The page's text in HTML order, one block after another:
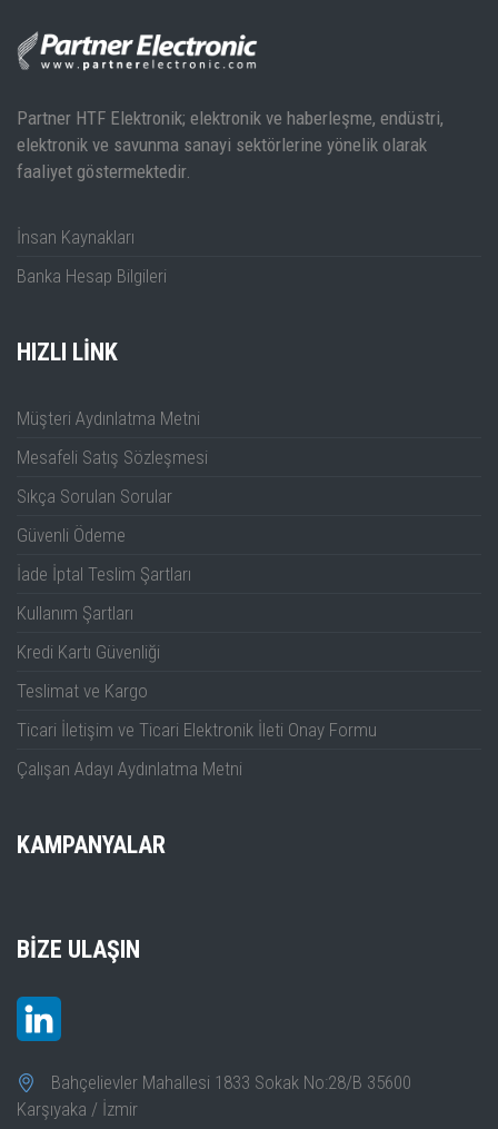
R
R
DNA6142-
5 kHz ~ 14 GHz
DNA6144-
R
R
R
5 kHz ~ 20 GHz
R
5 kHz ~ 26.5
GHz
R
GHz
DNA6000-R Kullanım Kılavuzu
Partner HTF Elektronik; elektronik ve haberleşme, endüstri,
elektronik ve savunma sanayi sektörlerine yönelik olarak
faaliyet göstermektedir.
İnsan Kaynakları
Banka Hesap Bilgileri
HIZLI LINK
Müşteri Aydınlatma Metni
Mesafeli Satış Sözleşmesi
Sıkça Sorulan Sorular
Güvenli Ödeme
İade İptal Teslim Şartları
Kullanım Şartları
Kredi Kartı Güvenliği
Teslimat ve Kargo
Ticari İletişim ve Ticari Elektronik İleti Onay Formu
Çalışan Adayı Aydınlatma Metni
KAMPANYALAR
BIZE ULAŞIN
Bahçelievler Mahallesi 1833 Sokak No:28/B 35600
Karşıyaka / İzmir